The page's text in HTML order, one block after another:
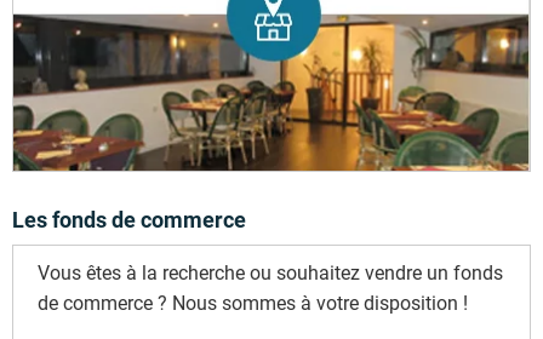
Les fonds de commerce
Vous êtes à la recherche ou souhaitez vendre un fonds
de commerce ? Nous sommes à votre disposition !